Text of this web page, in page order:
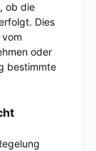
ob die
Dies
oder
bestimmte